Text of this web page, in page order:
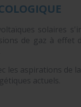
solaires
de gaz à
les aspirations
actuels.